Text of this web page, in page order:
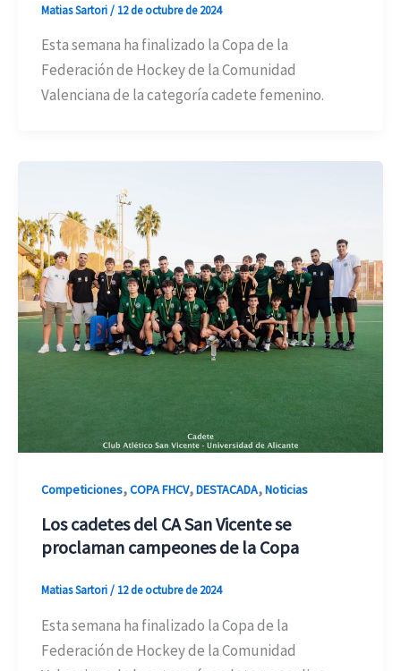
Matias Sartori/ 12 de octubre de 2024
Esta semana ha finalizado la Copa de la
Federación de Hockey de la Comunidad
Valenciana de la categoría cadete femenino.
Competiciones,COPA FHCV,DESTACADA,Noticias
Los cadetes del CA San Vicente se
proclaman campeones de la Copa
Matias Sartori/ 12 de octubre de 2024
Esta semana ha finalizado la Copa de la
Federación de Hockey de la Comunidad